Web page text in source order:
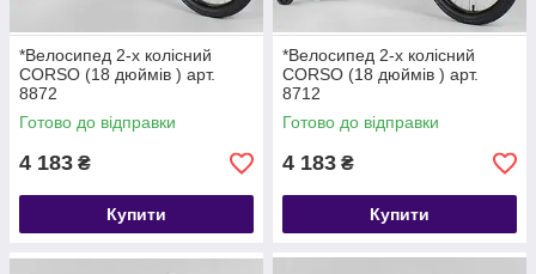
*Велосипед 2-х колісний
CORSO (18 дюймів ) арт.
8872
Готово до відправки
4 183 ₴
Купити
*Велосипед 2-х колісний
CORSO (18 дюймів ) арт.
8712
Готово до відправки
4 183 ₴
Купити